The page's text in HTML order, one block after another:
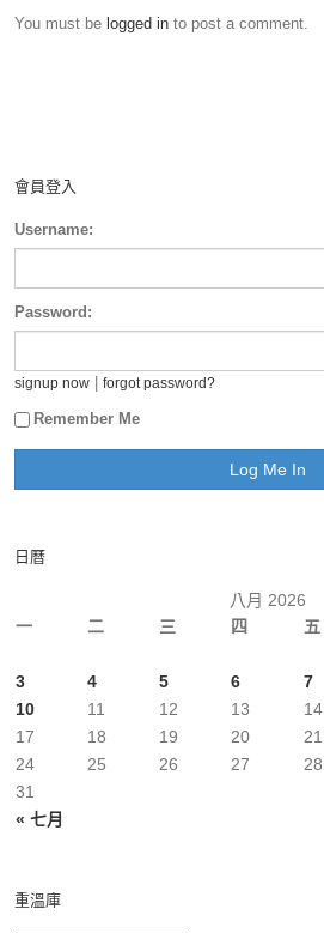
You must be logged in to post a comment.
會員登入
Username:
Password:
signup now forgot password?
Remember Me
日曆
八月 2026
一
二 三 四 五
« 七月
3
4 5 6 7
10
11 12 13 14
17
18 19 20 21
24
25 26 27 28
31
重溫庫